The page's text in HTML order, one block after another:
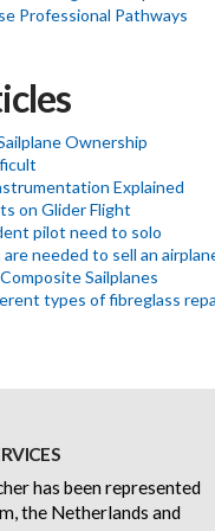
Professional Pathways
Ownership
Explained
on Glider Flight
pilot need to solo
needed to sell an
Sailplanes
types of fibreglass
has been represented
the Netherlands and